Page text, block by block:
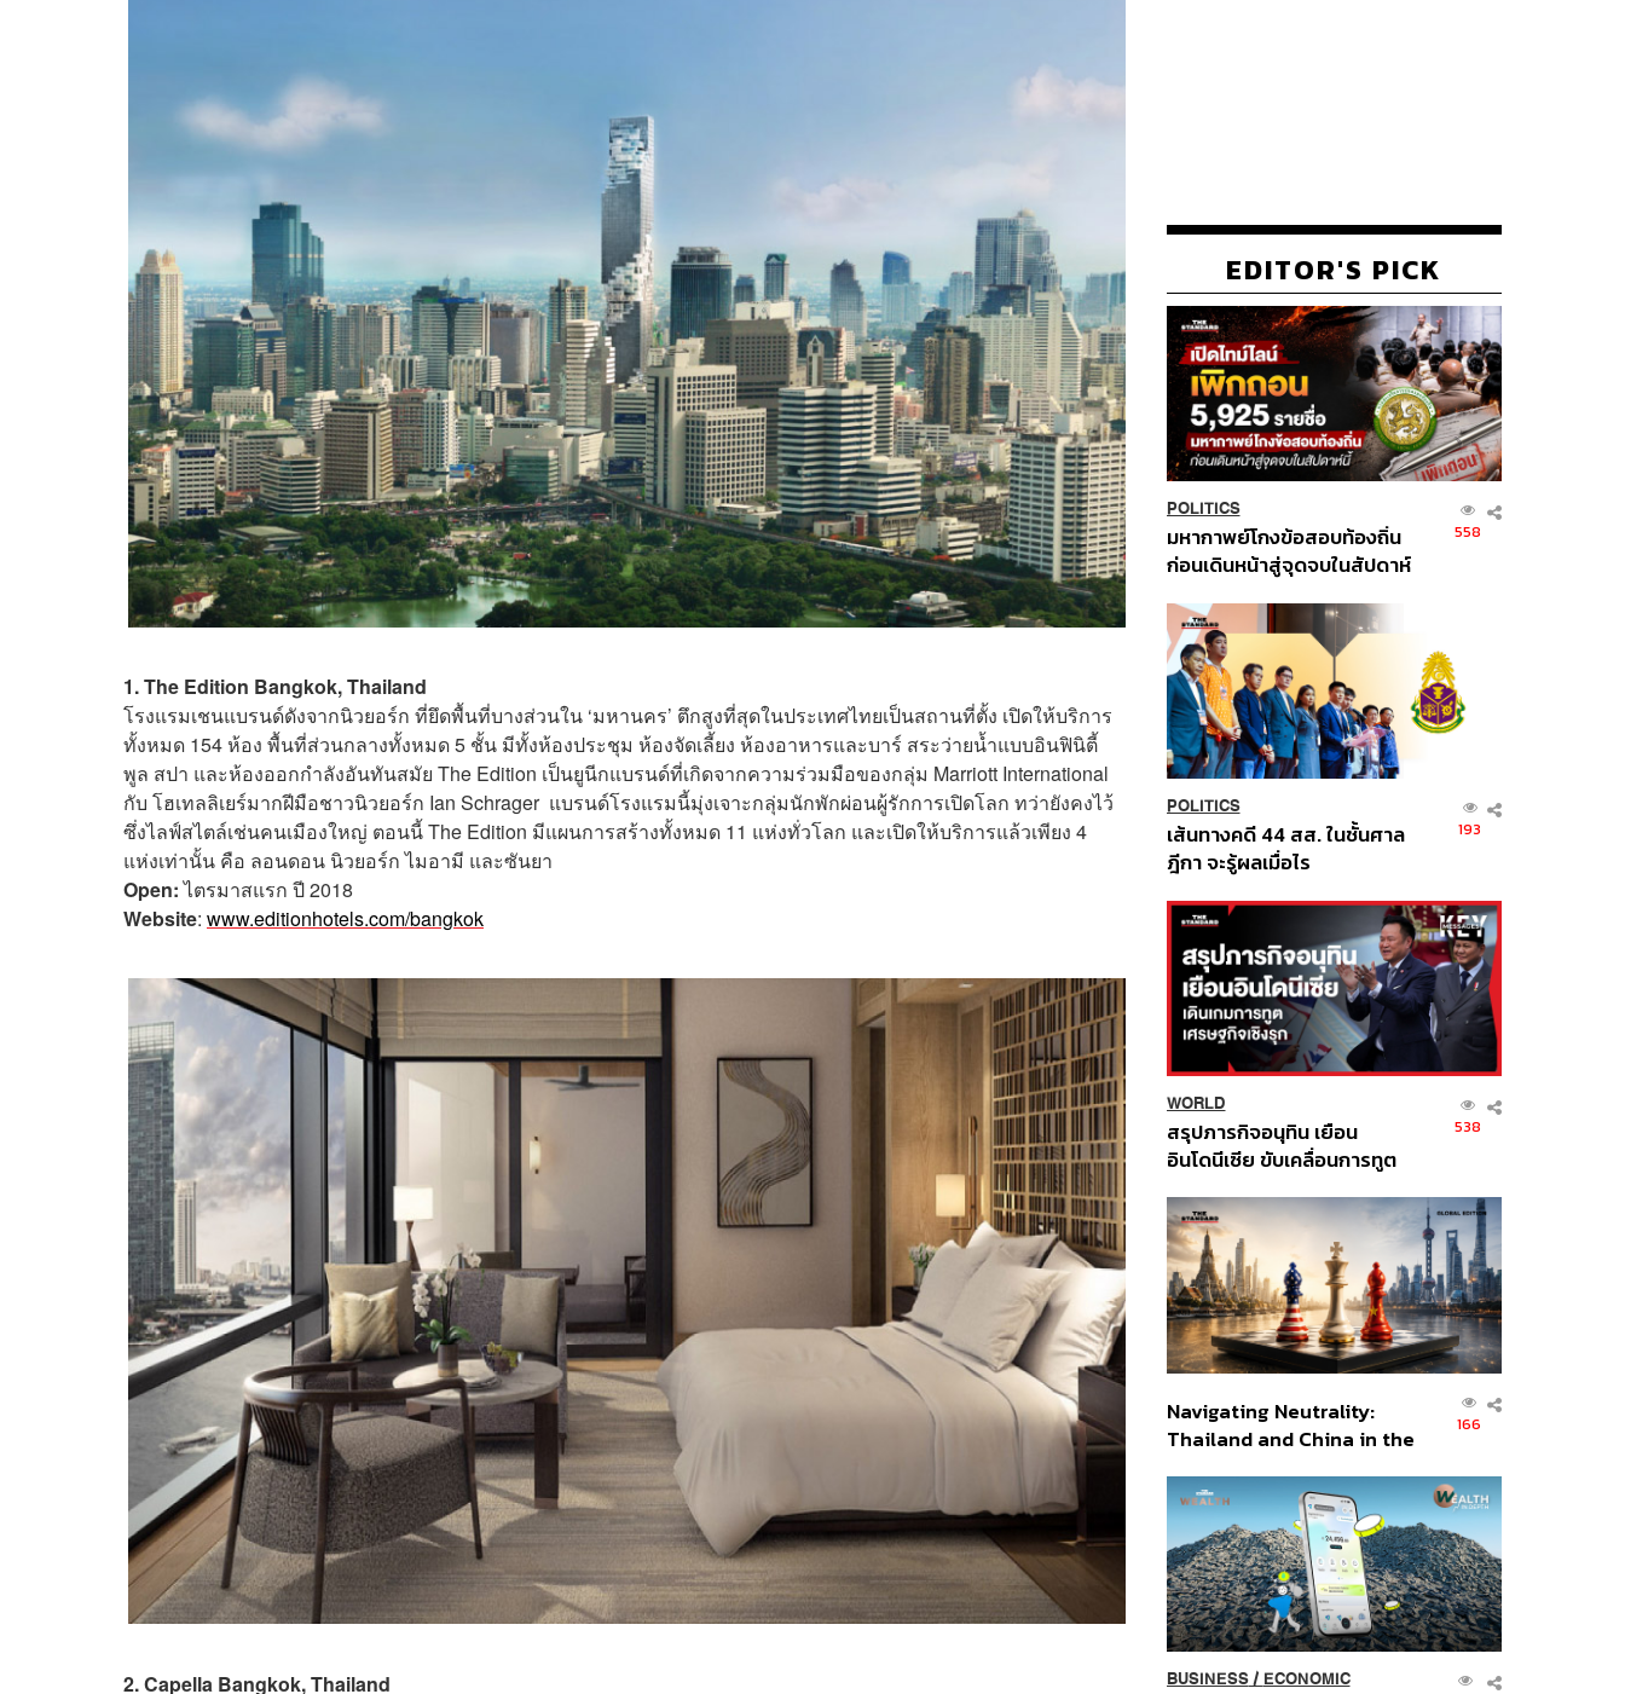
1. The Edition Bangkok, Thailand
โรงแรมเชนแบรนด์ดังจากนิวยอร์ก ที่ยึดพื้นที่บางส่วนใน ‘มหานคร’ ตึกสูงที่สุดในประเทศไทยเป็นสถานที่ตั้ง เปิดให้บริการ
ทั้งหมด 154 ห้อง พื้นที่ส่วนกลางทั้งหมด 5 ชั้น มีทั้งห้องประชุม ห้องจัดเลี้ยง ห้องอาหารและบาร์ สระว่ายน้ำแบบอินฟินิตี้
พูล สปา และห้องออกกำลังอันทันสมัย The Edition เป็นยูนีกแบรนด์ที่เกิดจากความร่วมมือของกลุ่ม Marriott International
กับ โฮเทลลิเยร์มากฝีมือชาวนิวยอร์ก Ian Schrager แบรนด์โรงแรมนี้มุ่งเจาะกลุ่มนักพักผ่อนผู้รักการเปิดโลก ทว่ายังคงไว้
ซึ่งไลฟ์สไตล์เช่นคนเมืองใหญ่ ตอนนี้ The Edition มีแผนการสร้างทั้งหมด 11 แห่งทั่วโลก และเปิดให้บริการแล้วเพียง 4
แห่งเท่านั้น คือ ลอนดอน นิวยอร์ก ไมอามี และซันยา
Open:ไตรมาสแรก ปี 2018
Website: www.editionhotels.com/bangkok
2. Capella Bangkok, Thailand
EDITOR'S PICK
POLITICS
มหากาพย์โกงข้อสอบท้องถิ่น
ก่อนเดินหน้าสู่จุดจบในสัปดาห์
558
POLITICS
เส้นทางคดี 44 สส. ในชั้นศาล
ฎีกา จะรู้ผลเมื่อไร
193
WORLD
สรุปภารกิจอนุทิน เยือน
อินโดนีเซีย ขับเคลื่อนการทูต
ส่วนยุทธศาสตร์ไทย –
อินโดนีเซีย
538
Navigating Neutrality:
Thailand and China in the
Order
166
BUSINESS/ ECONOMIC